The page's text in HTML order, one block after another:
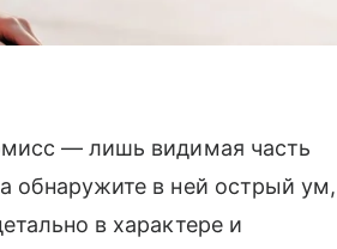
— лишь видимая часть
обнаружите в ней острый ум,
в характере и